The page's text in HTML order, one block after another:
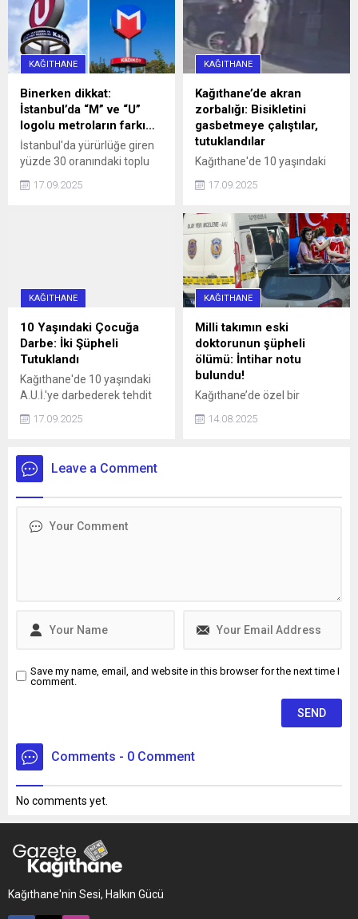
caddeyi araç trafiğine
kapattı. Araç sürücüleri ile
halk otobüsündeki
yurttaşlar, uzun bir süre
aracın sürücüsüne
ulaşmaya ...
KAĞITHANE
Binerken dikkat:
İstanbul’da “M” ve “U”
logolu metroların farkı…
İstanbul'da yürürlüğe giren
yüzde 30 oranındaki toplu
metrolar ve Marmaray'da
17.09.2025
KAĞITHANE
Kağıthane’de akran
zorbalığı: Bisikletini
gasbetmeye çalıştılar,
tutuklandılar
Kağıthane'de 10 yaşındaki
gasbetmeye çalışan 16 ve
darbettikleri gerekçesiyle
tutuklandı.
17.09.2025
KAĞITHANE
10 Yaşındaki Çocuğa
Darbe: İki Şüpheli
Tutuklandı
Kağıthane'de 10 yaşındaki
A.U.İ.'ye darbederek tehdit
bir aracın çarpmasına neden
yaşındaki E.S. gözaltına
alındı. Şüpheliler, adliyeye
17.09.2025
KAĞITHANE
Milli takımın eski
doktorunun şüpheli
ölümü: İntihar notu
bulundu!
Kağıthane’de özel bir
olarak görev yapan doktor
intiharımı erteledim" yazılı
14.08.2025
Leave a Comment
Save my name, email, and website in this browser for the next time I
comment.
Comments - 0 Comment
No comments yet.
Kağıthane'nin Sesi, Halkın Gücü